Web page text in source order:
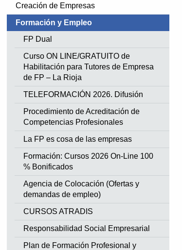
Creación de Empresas
Formación y Empleo
FP Dual
Curso ON LINE/GRATUITO de
Habilitación para Tutores de Empresa
de FP – La Rioja
TELEFORMACIÓN 2026. Difusión
Procedimiento de Acreditación de
Competencias Profesionales
La FP es cosa de las empresas
Formación: Cursos 2026 On-Line 100
% Bonificados
Agencia de Colocación (Ofertas y
demandas de empleo)
CURSOS ATRADIS
Responsabilidad Social Empresarial
Plan de Formación Profesional y